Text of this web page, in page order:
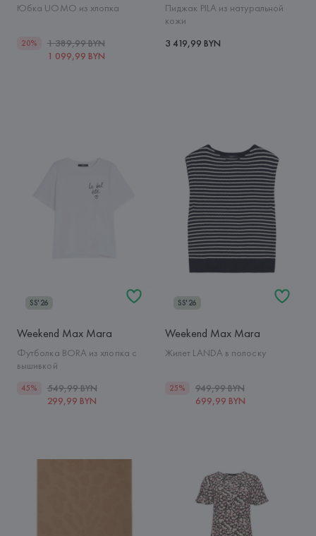
Юбка UOMO из хлопка
20%
1 389,99 BYN
1 099,99 BYN
Пиджак PILA из натуральной
кожи
3 419,99 BYN
SS'26
Weekend Max Mara
Футболка BORA из хлопка с
вышивкой
45%
549,99 BYN
299,99 BYN
SS'26
Weekend Max Mara
Жилет LANDA в полоску
25%
949,99 BYN
699,99 BYN